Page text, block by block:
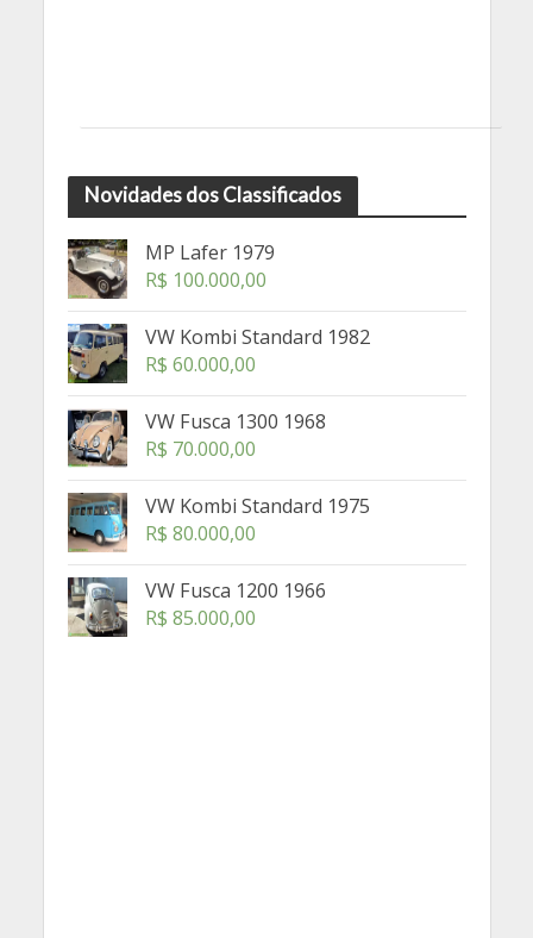
Novidades dos Classificados
MP Lafer 1979
R$ 100.000,00
VW Kombi Standard 1982
R$ 60.000,00
VW Fusca 1300 1968
R$ 70.000,00
VW Kombi Standard 1975
R$ 80.000,00
VW Fusca 1200 1966
R$ 85.000,00